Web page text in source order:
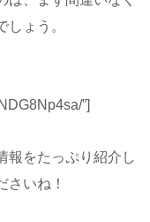
しょう。
”]
報をたっぷり紹介し
さいね！